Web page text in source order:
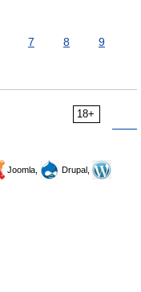
7 8
9
18+
Joomla,
Drupal,